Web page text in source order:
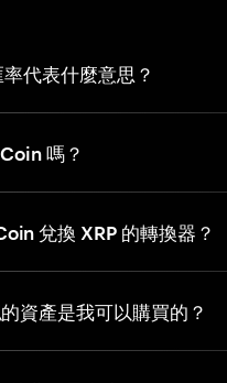
代表什麼意思？
嗎？
兌換 XRP 的轉換器？
資產是我可以購買的？